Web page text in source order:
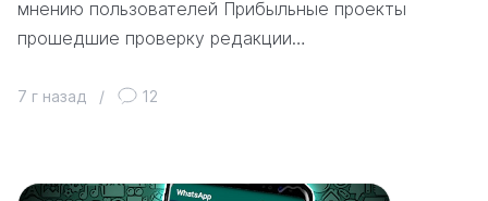
мнению пользователей Прибыльные проекты
прошедшие проверку редакции…
7 г назад / 12